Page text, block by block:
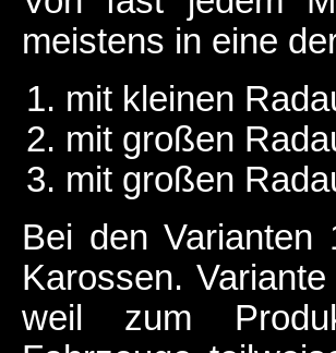
meistens in eine
mit kleinen
mit großen
mit großen
Bei den
Karossen.
weil zum